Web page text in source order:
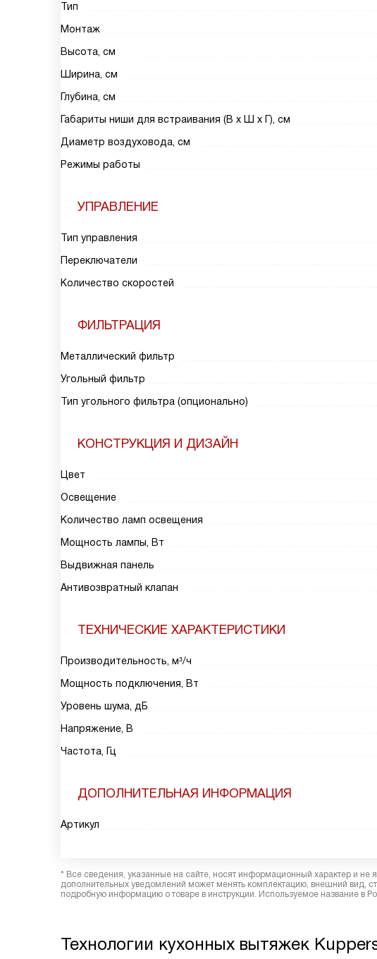
Тип
Монтаж
Высота, см
Ширина, см
Глубина, см
Габариты ниши для встраивания (В х Ш х Г), см
Диаметр воздуховода, см
Режимы работы
УПРАВЛЕНИЕ
Тип управления
Переключатели
Количество скоростей
ФИЛЬТРАЦИЯ
Металлический фильтр
Угольный фильтр
Тип угольного фильтра (опционально)
КОНСТРУКЦИЯ И ДИЗАЙН
Цвет
Освещение
Количество ламп освещения
Мощность лампы, Вт
Выдвижная панель
Антивозвратный клапан
ТЕХНИЧЕСКИЕ ХАРАКТЕРИСТИКИ
Производительность, м³/ч
Мощность подключения, Вт
Уровень шума, дБ
Напряжение, В
Частота, Гц
ДОПОЛНИТЕЛЬНАЯ ИНФОРМАЦИЯ
Артикул
* Все сведения, указанные на сайте, носят информационный характер и
дополнительных уведомлений может менять комплектацию, внешний вид,
подробную информацию о товаре в инструкции. Используемое название в
Технологии кухонных вытяжек